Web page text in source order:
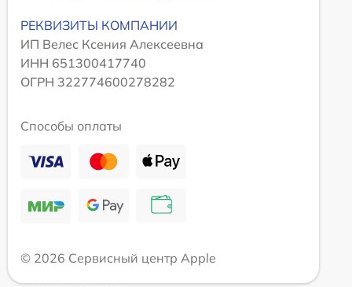
РЕКВИЗИТЫ КОМПАНИИ
ИП Велес Ксения Алексеевна
ИНН 651300417740
ОГРН 322774600278282
Способы оплаты
© 2026 Сервисный центр Apple